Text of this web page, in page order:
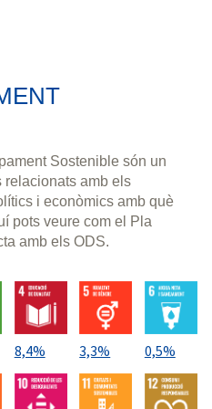
Sostenible són un
amb els
i econòmics amb què
pots veure com el Pla
amb els ODS.
8,4% 3,3% 0,5%